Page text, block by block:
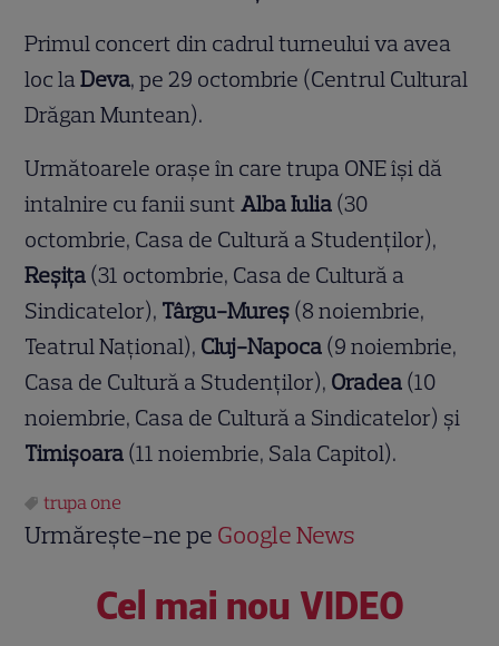
Primul concert din cadrul turneului va avea
loc laDeva, pe 29 octombrie (Centrul Cultural
Drăgan Muntean).
Următoarele oraşe în care trupa ONE îşi dă
intalnire cu fanii suntAlba Iulia (30
octombrie, Casa de Cultură a Studenţilor),
Reşiţa (31 octombrie, Casa de Cultură a
Sindicatelor), Târgu-Mureş (8 noiembrie,
Teatrul Naţional), Cluj-Napoca (9 noiembrie,
Casa de Cultură a Studenţilor), Oradea (10
noiembrie, Casa de Cultură a Sindicatelor) şi
Timişoara (11 noiembrie, Sala Capitol).
trupa one
Urmărește-ne pe Google News
Cel mai nou VIDEO